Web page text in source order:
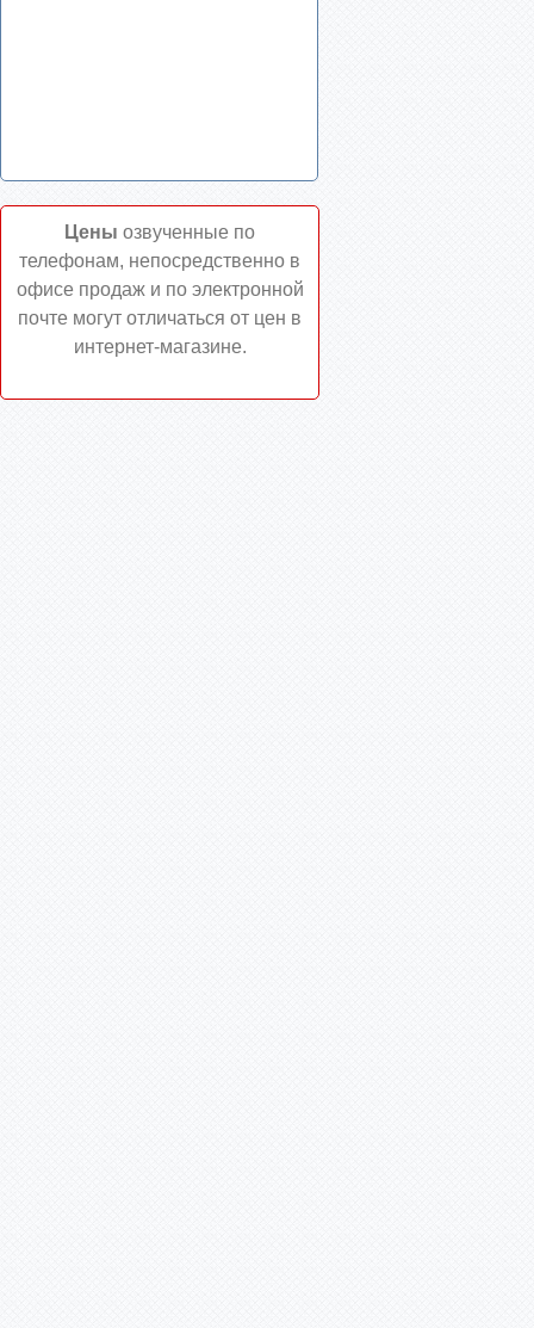
Цены озвученные по
телефонам, непосредственно в
офисе продаж и по электронной
почте могут отличаться от цен в
интернет-магазине.